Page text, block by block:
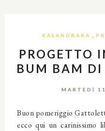
KALANDRAKA ,
PROGETTO
BUM BAM DI
MARTEDÌ
Buon pomeriggio
ecco qui un carinissimo